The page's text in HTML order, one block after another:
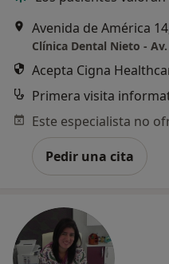
Avenida de América
Clínica Dental Nieto -
Acepta Cigna
Primera visita
Pedir una cita